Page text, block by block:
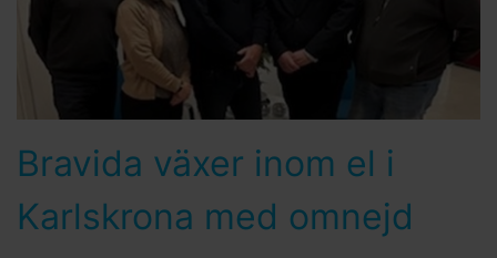
Bravida växer inom el i
Karlskrona med omnejd